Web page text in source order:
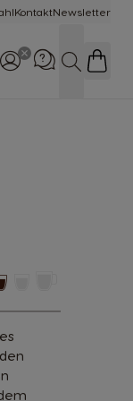
KontaktNewsletter
Suche